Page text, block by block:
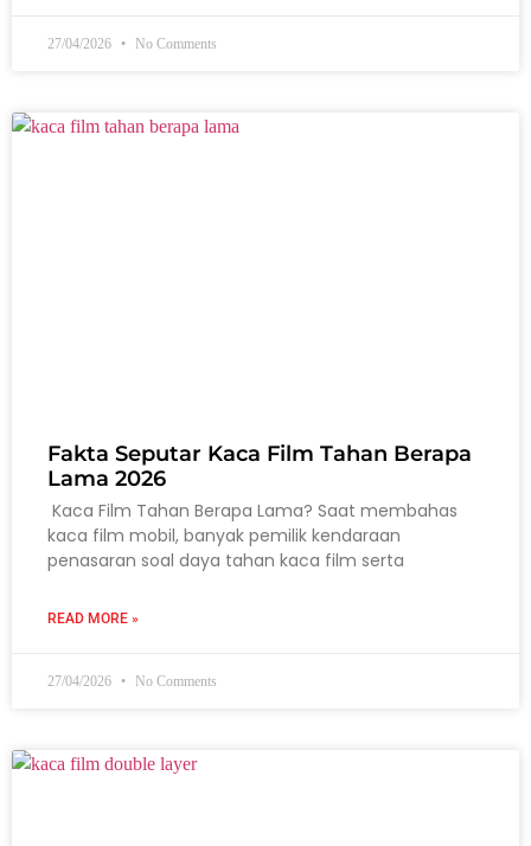
27/04/2026 No Comments
Fakta Seputar Kaca Film Tahan Berapa
Lama 2026
Kaca Film Tahan Berapa Lama? Saat membahas
kaca film mobil, banyak pemilik kendaraan
penasaran soal daya tahan kaca film serta
READ MORE »
27/04/2026 No Comments